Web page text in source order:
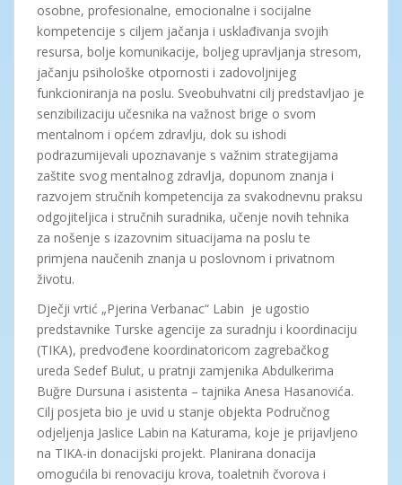
osobne, profesionalne, emocionalne i socijalne
kompetencije s ciljem jačanja i usklađivanja svojih
resursa, bolje komunikacije, boljeg upravljanja stresom,
jačanju psihološke otpornosti i zadovoljnijeg
funkcioniranja na poslu. Sveobuhvatni cilj predstavljao je
senzibilizaciju učesnika na važnost brige o svom
mentalnom i općem zdravlju, dok su ishodi
podrazumijevali upoznavanje s važnim strategijama
zaštite svog mentalnog zdravlja, dopunom znanja i
razvojem stručnih kompetencija za svakodnevnu praksu
odgojiteljica i stručnih suradnika, učenje novih tehnika
za nošenje s izazovnim situacijama na poslu te
primjena naučenih znanja u poslovnom i privatnom
životu.
Dječji vrtić „Pjerina Verbanac“ Labin je ugostio
predstavnike Turske agencije za suradnju i koordinaciju
(TIKA), predvođene koordinatoricom zagrebačkog
ureda Sedef Bulut, u pratnji zamjenika Abdulkerima
Buğre Dursuna i asistenta – tajnika Anesa Hasanovića.
Cilj posjeta bio je uvid u stanje objekta Područnog
odjeljenja Jaslice Labin na Katurama, koje je prijavljeno
na TIKA-in donacijski projekt. Planirana donacija
omogućila bi renovaciju krova, toaletnih čvorova i